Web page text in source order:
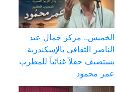
الخميس.. مركز جمال عبد
الناصر الثقافي بالإسكندرية
يستضيف حفلاً غنائياً للمطرب
عمر محمود